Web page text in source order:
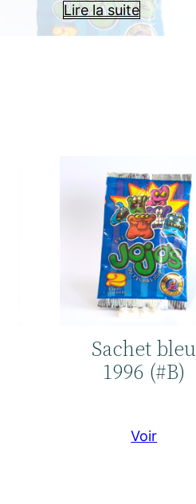
Lire la suite
Sachet bleu
1996 (#B)
Voir